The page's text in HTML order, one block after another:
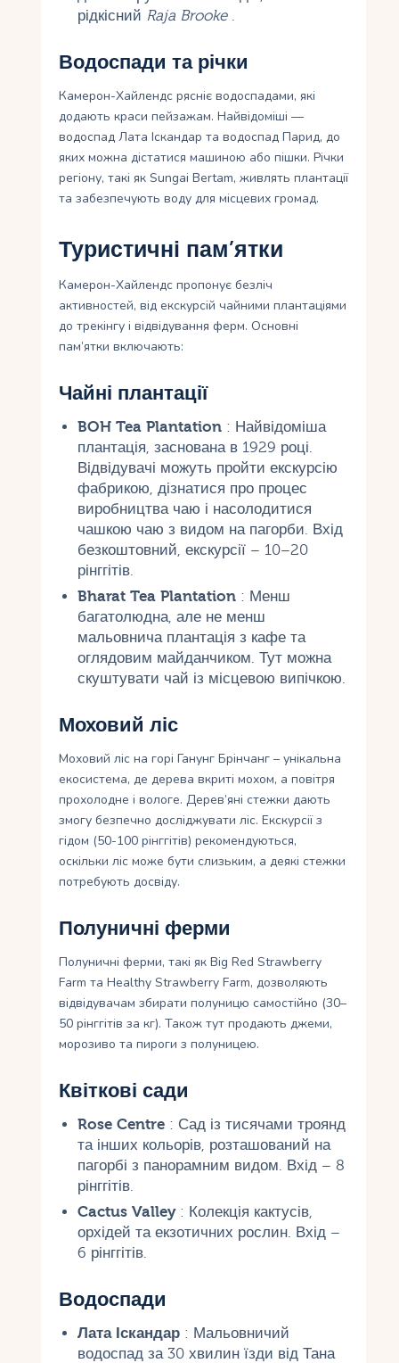
рідкісний Raja Brooke.
Водоспади та річки
Камерон-Хайлендс рясніє водоспадами, які
додають краси пейзажам. Найвідоміші —
водоспад Лата Іскандар та водоспад Парид, до
яких можна дістатися машиною або пішки. Річки
регіону, такі як Sungai Bertam, живлять плантації
та забезпечують воду для місцевих громад.
Туристичні пам’ятки
Камерон-Хайлендс пропонує безліч
активностей, від екскурсій чайними плантаціями
до трекінгу і відвідування ферм. Основні
пам’ятки включають:
Чайні плантації
BOH Tea Plantation: Найвідоміша
плантація, заснована в 1929 році.
Відвідувачі можуть пройти екскурсію
фабрикою, дізнатися про процес
виробництва чаю і насолодитися
чашкою чаю з видом на пагорби. Вхід
безкоштовний, екскурсії – 10–20
рінггітів.
Bharat Tea Plantation: Менш
багатолюдна, але не менш
мальовнича плантація з кафе та
оглядовим майданчиком. Тут можна
скуштувати чай із місцевою випічкою.
Моховий ліс
Моховий ліс на горі Ганунг Брінчанг – унікальна
екосистема, де дерева вкриті мохом, а повітря
прохолодне і вологе. Дерев’яні стежки дають
змогу безпечно досліджувати ліс. Екскурсії з
гідом (50-100 рінггітів) рекомендуються,
оскільки ліс може бути слизьким, а деякі стежки
потребують досвіду.
Полуничні ферми
Полуничні ферми, такі як Big Red Strawberry
Farm та Healthy Strawberry Farm, дозволяють
відвідувачам збирати полуницю самостійно (30–
50 рінггітів за кг). Також тут продають джеми,
морозиво та пироги з полуницею.
Квіткові сади
Rose Centre: Сад із тисячами троянд
та інших кольорів, розташований на
пагорбі з панорамним видом. Вхід – 8
рінггітів.
Cactus Valley: Колекція кактусів,
орхідей та екзотичних рослин. Вхід –
6 рінггітів.
Водоспади
Лата Іскандар: Мальовничий
водоспад за 30 хвилин їзди від Тана